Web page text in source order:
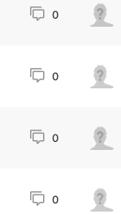
0
0
0
0